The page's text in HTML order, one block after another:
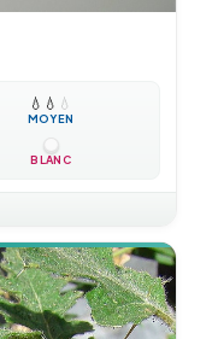
💧 💧 💧
MOYEN
BLANC